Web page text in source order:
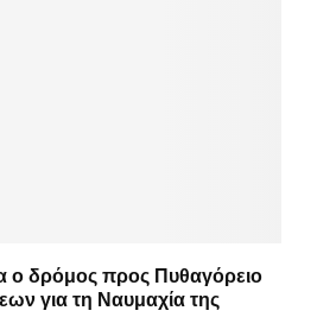
ο δρόμος προς Πυθαγόρειο
για τη Ναυμαχία της